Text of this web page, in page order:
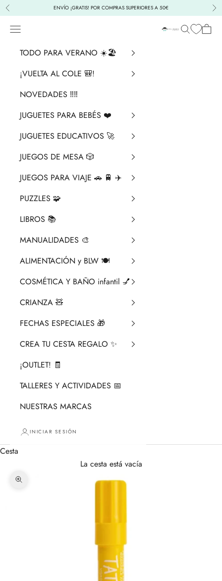
Ir al contenido
Anterior ENVÍO ¡GRATIS! POR COMPRAS SUPERIORES A 50€
La Chata
Menú BuscarCesta
TODO PARA VERANO ☀️🏖️
¡VUELTA AL COLE 🎒!
NOVEDADES ‼️​‼️​
JUGUETES PARA BEBÉS ❤️​
JUGUETES EDUCATIVOS 🚀
JUEGOS DE MESA 🎲
JUEGOS PARA VIAJE 🚗 🚆 ✈️
PUZZLES 🧩
LIBROS 📚​
MANUALIDADES 🎨​
ALIMENTACIÓN y BLW 🍽️
COSMÉTICA Y BAÑO infantil 💅
CRIANZA ​🧸​
FECHAS ESPECIALES 🎁
CREA TU CESTA REGALO ✨
¡OUTLET! 🧾
TALLERES Y ACTIVIDADES 📅
NUESTRAS MARCAS
INICIAR SESIÓN
Cesta
La cesta está vacía
Zoom